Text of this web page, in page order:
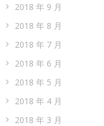
2018 年 9 月
2018 年 8 月
2018 年 7 月
2018 年 6 月
2018 年 5 月
2018 年 4 月
2018 年 3 月